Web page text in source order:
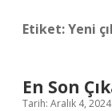
Etiket:Yeni
En Son
Tarih: Aralık 4, 2024